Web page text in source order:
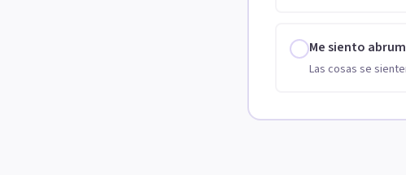
Me siento
Las cosas se